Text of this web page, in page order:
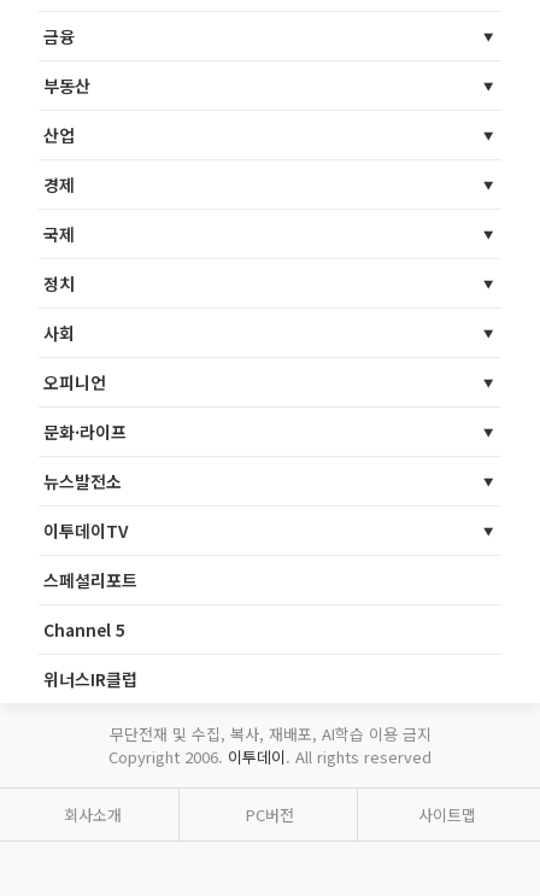
금융
부동산
산업
경제
국제
정치
사회
오피니언
문화·라이프
뉴스발전소
이투데이TV
스페셜리포트
Channel 5
위너스IR클럽
무단전재 및 수집, 복사, 재배포, AI학습 이용 금지
Copyright 2006. 이투데이. All rights reserved
회사소개 PC버전 사이트맵